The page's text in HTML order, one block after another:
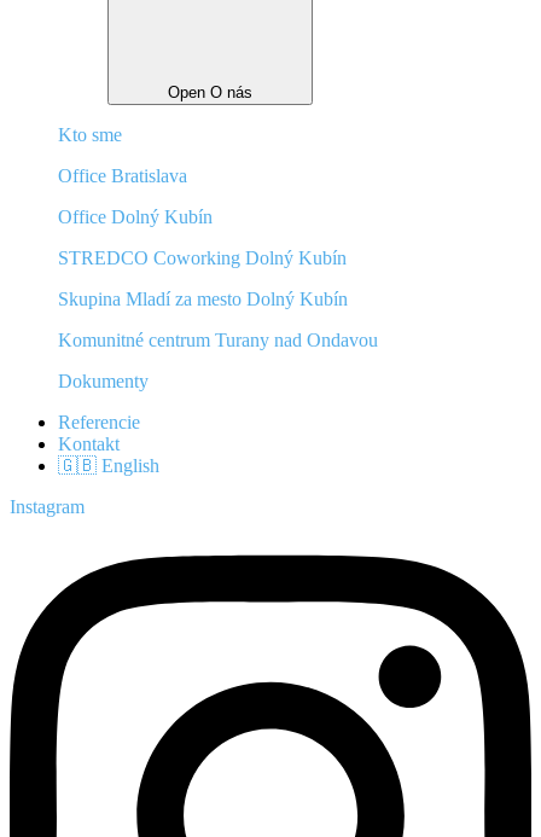
Open O nás
Kto sme
Office Bratislava
Office Dolný Kubín
STREDCO Coworking Dolný Kubín
Skupina Mladí za mesto Dolný Kubín
Komunitné centrum Turany nad Ondavou
Dokumenty
Referencie
Kontakt
🇬🇧 English
Instagram